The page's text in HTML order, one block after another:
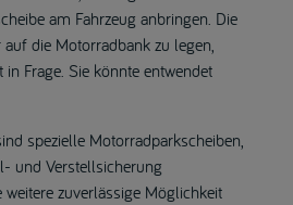
am Fahrzeug anbringen. Die
die Motorradbank zu legen,
Frage. Sie könnte entwendet
spezielle Motorradparkscheiben,
und Verstellsicherung
weitere zuverlässige Möglichkeit